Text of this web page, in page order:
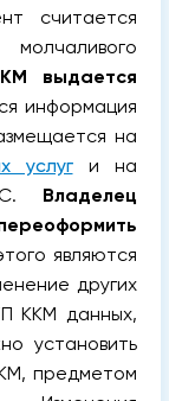
считается
выдается
информация
на
услуги на
Владелец
являются
других
ККМ данных,
установить
предметом